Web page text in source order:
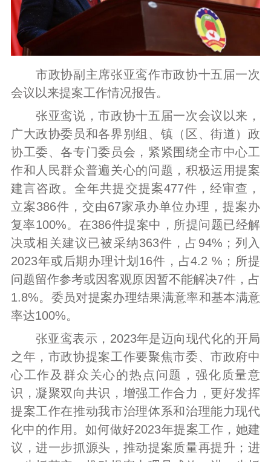
市政协副主席张亚鸾作市政协十五届一次
会议以来提案工作情况报告。
张亚鸾说，市政协十五届一次会议以来，
广大政协委员和各界别组、镇（区、街道）政
协工委、各专门委员会，紧紧围绕全市中心工
作和人民群众普遍关心的问题，积极运用提案
建言咨政。全年共提交提案477件，经审查，
立案386件，交由67家承办单位办理，提案办
复率100%。在386件提案中，所提问题已经解
决或相关建议已被采纳363件，占94%；列入
2023年或后期办理计划16件，占4.2 %；所提
问题留作参考或因客观原因暂不能解决7件，占
1.8%。委员对提案办理结果满意率和基本满意
率达100%。
张亚鸾表示，2023年是迈向现代化的开局
之年，市政协提案工作要聚焦市委、市政府中
心工作及群众关心的热点问题，强化质量意
识，凝聚双向共识，增强工作合力，更好发挥
提案工作在推动我市治理体系和治理能力现代
化中的作用。如何做好2023年提案工作，她建
议，进一步抓源头，推动提案质量再提升；进